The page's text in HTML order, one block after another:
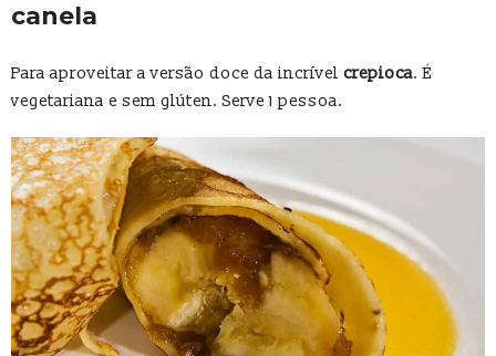
canela
Para aproveitar a versão doce da incrível crepioca. É
vegetariana e sem glúten. Serve 1 pessoa.